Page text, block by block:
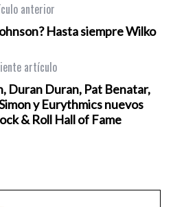
anterior
Hasta siempre Wilko
artículo
Duran Duran, Pat Benatar,
y Eurythmics nuevos
& Roll Hall of Fame